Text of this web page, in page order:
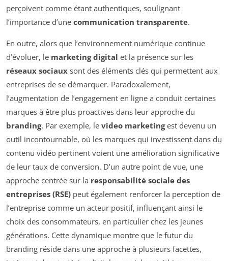
perçoivent comme étant authentiques, soulignant
l’importance d’une communication transparente.
En outre, alors que l’environnement numérique continue
d’évoluer, le marketing digital et la présence sur les
réseaux sociaux sont des éléments clés qui permettent aux
entreprises de se démarquer. Paradoxalement,
l’augmentation de l’engagement en ligne a conduit certaines
marques à être plus proactives dans leur approche du
branding. Par exemple, le video marketingest devenu un
outil incontournable, où les marques qui investissent dans du
contenu vidéo pertinent voient une amélioration significative
de leur taux de conversion. D’un autre point de vue, une
approche centrée sur la responsabilité sociale des
entreprises (RSE) peut également renforcer la perception de
l’entreprise comme un acteur positif, influençant ainsi le
choix des consommateurs, en particulier chez les jeunes
générations. Cette dynamique montre que le futur du
branding réside dans une approche à plusieurs facettes,